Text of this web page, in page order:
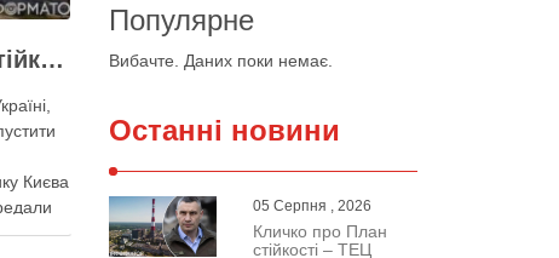
Виконувати План стійкості заважають законодавчі обмеження – депутат Київради
Києва
Популярне
Вибачте. Даних поки немає.
Останні новини
05 Серпня , 2026
Кличко про План
стійкості – ТЕЦ